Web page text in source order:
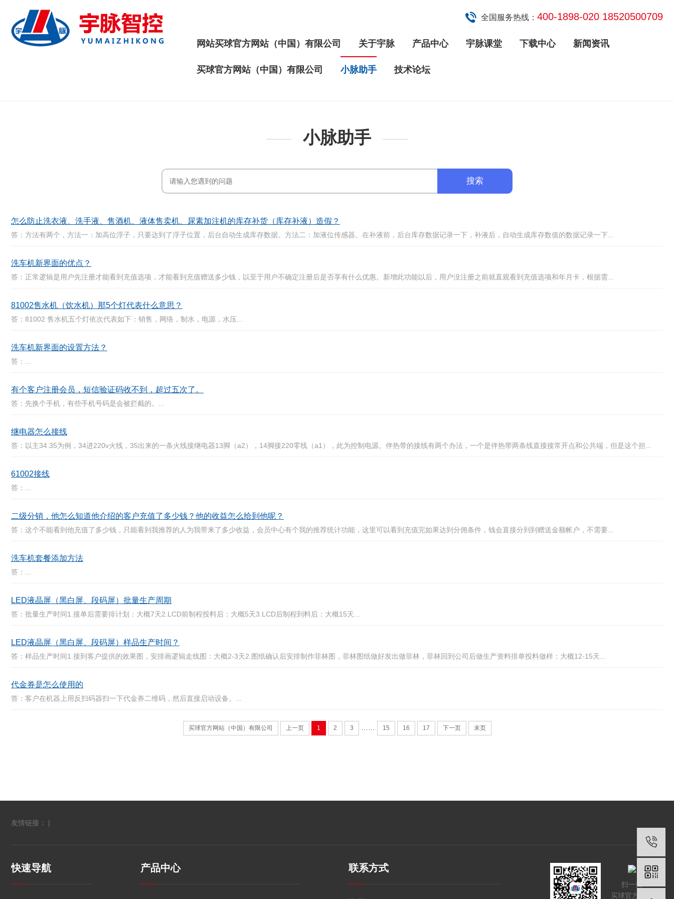
全国服务热线： 400-1898-020 18520500709
网站买球官方网站（中国）有限公司 关于宇脉 产品中心 宇脉课堂 下载中心 新闻资讯
买球官方网站（中国）有限公司 小脉助手 技术论坛
小脉助手
怎么防止洗衣液、洗手液、售酒机、液体售卖机、尿素加注机的库存补货（库存补液）造假？
答：方法有两个，方法一：加高位浮子，只要达到了浮子位置，后台自动生成库存数据。方法二：加液位传感器。在补液前，后台库存数据记录一下，补液后，自动生成库存数值的数据记录一下...
洗车机新界面的优点？
答：正常逻辑是用户先注册才能看到充值选项，才能看到充值赠送多少钱，以至于用户不确定注册后是否享有什么优惠。新增此功能以后，用户没注册之前就直观看到充值选项和年月卡，根据需...
81002售水机（饮水机）那5个灯代表什么意思？
答：81002 售水机五个灯依次代表如下：销售，网络，制水，电源，水压...
洗车机新界面的设置方法？
答：...
有个客户注册会员，短信验证码收不到，超过五次了。
答：先换个手机，有些手机号码是会被拦截的。...
继电器怎么接线
答：以主34.35为例，34进220v火线，35出来的一条火线接继电器13脚（a2），14脚接220零线（a1），此为控制电源。伴热带的接线有两个办法，一个是伴热带两条线直接接常开点和公共端，但是这个担...
61002接线
答：...
二级分销，他怎么知道他介绍的客户充值了多少钱？他的收益怎么给到他呢？
答：这个不能看到他充值了多少钱，只能看到我推荐的人为我带来了多少收益，会员中心有个我的推荐统计功能，这里可以看到充值完如果达到分佣条件，钱会直接分到到赠送金额帐户，不需要...
洗车机套餐添加方法
答：...
LED液晶屏（黑白屏、段码屏）批量生产周期
答：批量生产时间1.接单后需要排计划：大概7天2.LCD前制程投料后：大概5天3.LCD后制程到料后：大概15天...
LED液晶屏（黑白屏、段码屏）样品生产时间？
答：样品生产时间1.接到客户提供的效果图，安排画逻辑走线图：大概2-3天2.图纸确认后安排制作菲林图，菲林图纸做好发出做菲林，菲林回到公司后做生产资料排单投料做样：大概12-15天...
代金券是怎么使用的
答：客户在机器上用反扫码器扫一下代金券二维码，然后直接启动设备。...
买球官方网站（中国）有限公司 上一页 1 2 3 15 16 17 下一页 末页
友情链接： |
快速导航 产品中心 联系方式
扫一扫
买球官方网站